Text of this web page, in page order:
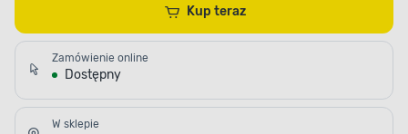
Kup teraz
Zamówienie online
Dostępny
W sklepie